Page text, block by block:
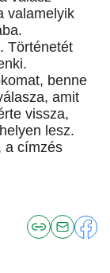
valamelyik
Történetét
benne
amit
vissza,
lesz.
a címzés